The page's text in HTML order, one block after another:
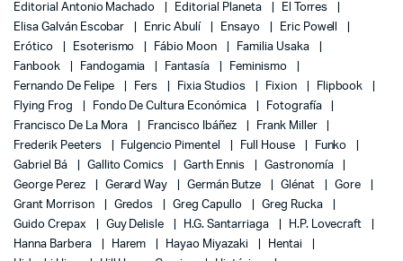
Editorial Antonio Machado
Editorial Planeta
El Torres
Elisa Galván Escobar
Enric Abulí Ensayo
Eric Powell
Erótico
Esoterismo Fábio Moon
Familia Usaka
Fanbook
Fandogamia Fantasía
Feminismo
Fernando De Felipe
Fers Fixia Studios Fixion
Flipbook
Flying Frog
Fondo De Cultura Económica
Fotografía
Francisco De La Mora
Francisco Ibáñez
Frank Miller
Frederik Peeters
Fulgencio Pimentel Full House
Funko
Gabriel Bá
Gallito Comics Garth Ennis
Gastronomía
George Perez
Gerard Way Germán Butze Glénat
Gore
Grant Morrison
Gredos Greg Capullo
Greg Rucka
Guido Crepax
Guy Delisle H.G. Santarriaga
H.P. Lovecraft
Hanna Barbera
Harem Hayao Miyazaki
Hentai